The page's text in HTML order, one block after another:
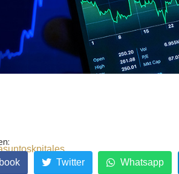
Twitter Whatsapp